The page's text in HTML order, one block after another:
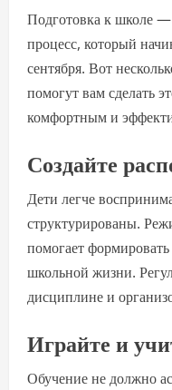
Подготовка к школе —
процесс, который
сентября. Вот
помогут вам сделать
комфортным и
Создайте
Дети легче
структурированы.
помогает
школьной жизни.
дисциплине и
Играйте и
Обучение не должно